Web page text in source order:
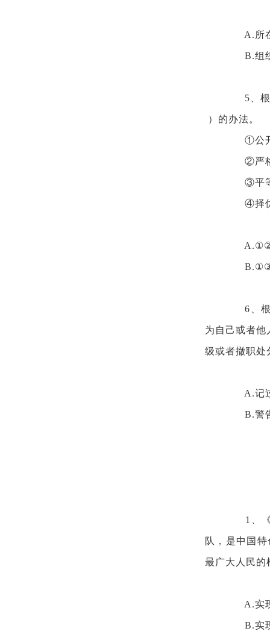
A.所
B.组
5、
）的办法。
①公
②严
③平
④择
6、
为自己或者
级或者撤职处
A.记
B.警
1、
队，是中国
最广大人民
A.实
B.实